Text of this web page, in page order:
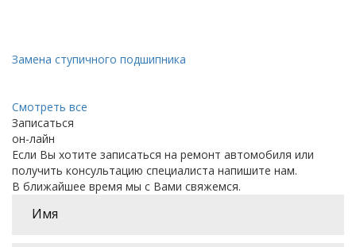
Замена ступичного подшипника
Смотреть все
Записаться
он-лайн
Если Вы хотите записаться на ремонт автомобиля или
получить консультацию специалиста напишите нам.
В ближайшее время мы с Вами свяжемся.